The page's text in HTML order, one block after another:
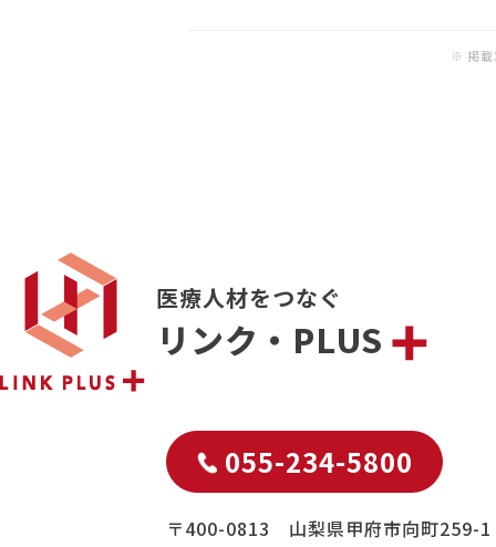
※ 掲載
医療人材をつなぐ
リンク・PLUS
055-234-5800
〒400-0813 山梨県甲府市向町259-1